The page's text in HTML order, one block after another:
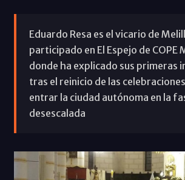
Eduardo Resa es el vicario de
participado en El Espejo de COPE
donde ha explicado sus primeras
tras el reinicio de las
entrar la ciudad autónoma en la
desescalada